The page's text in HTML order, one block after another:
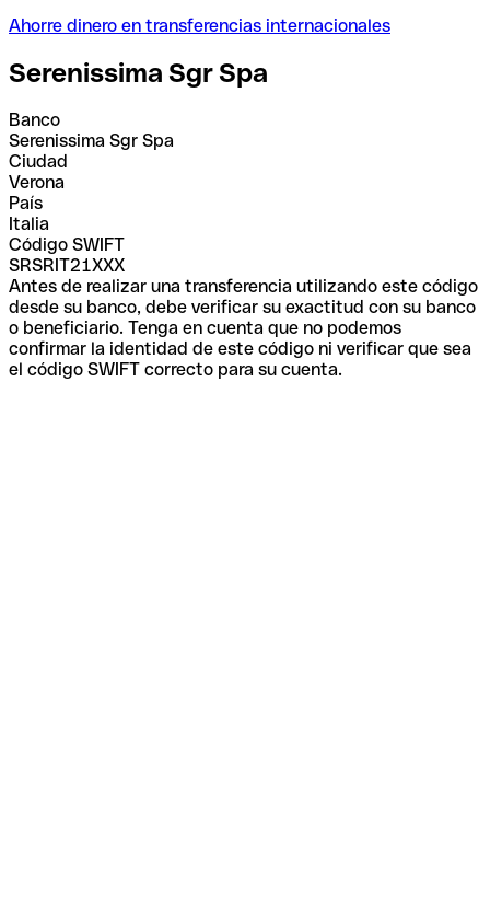
Ahorre dinero en transferencias internacionales
Serenissima Sgr Spa
Banco
Serenissima Sgr Spa
Ciudad
Verona
País
Italia
Código SWIFT
SRSRIT21XXX
Antes de realizar una transferencia utilizando este código
desde su banco, debe verificar su exactitud con su banco
o beneficiario. Tenga en cuenta que no podemos
confirmar la identidad de este código ni verificar que sea
el código SWIFT correcto para su cuenta.